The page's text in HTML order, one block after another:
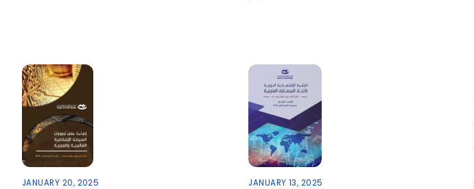
JANUARY 20, 2025 JANUARY 13, 2025